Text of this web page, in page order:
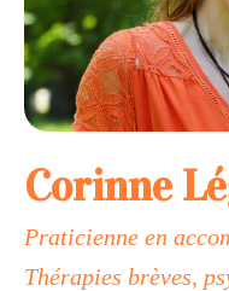
Corinne
Praticienne en
Thérapies brèves,